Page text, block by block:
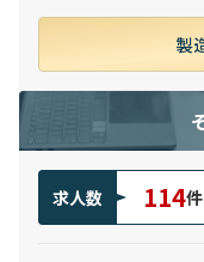
製
求人数 114件